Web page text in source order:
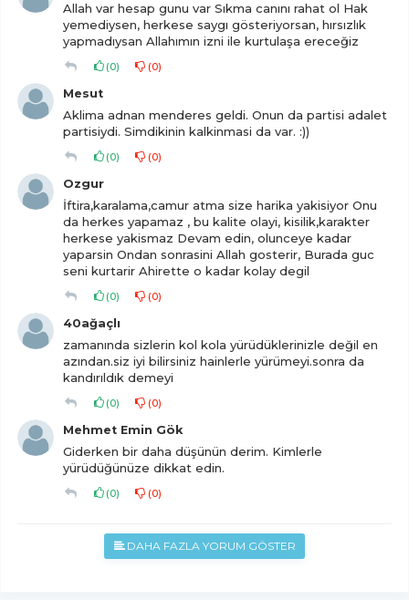
Allah var hesap gunu var Sıkma canını rahat ol Hak
yemediysen, herkese saygı gösteriyorsan, hırsızlık
yapmadıysan Allahımın izni ile kurtulaşa ereceğiz
(0) (0)
Mesut
Aklima adnan menderes geldi. Onun da partisi adalet
partisiydi. Simdikinin kalkinmasi da var. :))
(0) (0)
Ozgur
İftira,karalama,camur atma size harika yakisiyor Onu
da herkes yapamaz , bu kalite olayi, kisilik,karakter
herkese yakismaz Devam edin, olunceye kadar
yaparsin Ondan sonrasini Allah gosterir, Burada guc
seni kurtarir Ahirette o kadar kolay degil
(0) (0)
40ağaçlı
zamanında sizlerin kol kola yürüdüklerinizle değil en
azından.siz iyi bilirsiniz hainlerle yürümeyi.sonra da
kandırıldık demeyi
(0) (0)
Mehmet Emin Gök
Giderken bir daha düşünün derim. Kimlerle
yürüdüğünüze dikkat edin.
(0) (0)
DAHA FAZLA YORUM GÖSTER